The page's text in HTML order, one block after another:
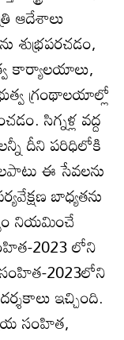
ఆదేశాలు
శుభ్రపరచడం,
కార్యాలయాలు,
గ్రంథాలయాల్లో
సిగ్నళ్ల వద్ద
దీని పరిధిలోకి
ఈ సేవలను
బాధ్యతను
నియమించే
2023 లోని
2023లోని
ఇచ్చింది.
సంహిత,